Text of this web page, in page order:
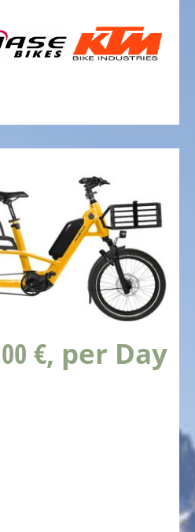
€, per Day